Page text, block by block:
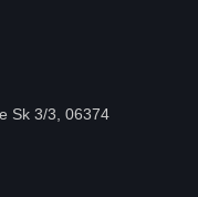
Sk 3/3, 06374